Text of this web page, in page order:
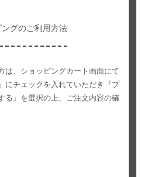
グのご利用方法
は、ショッピングカート画面にて
にチェックを入れていただき
『プ
る』を選択の上、ご注文内容の確